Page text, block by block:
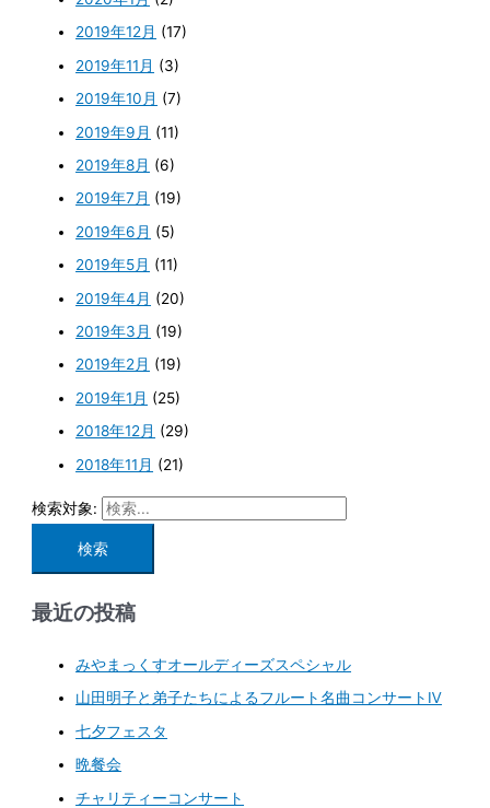
2019年12月 (17)
2019年11月 (3)
2019年10月 (7)
2019年9月 (11)
2019年8月 (6)
2019年7月 (19)
2019年6月 (5)
2019年5月 (11)
2019年4月 (20)
2019年3月 (19)
2019年2月 (19)
2019年1月 (25)
2018年12月 (29)
2018年11月 (21)
検索対象:
最近の投稿
みやまっくすオールディーズスペシャル
山田明子と弟子たちによるフルート名曲コンサートⅣ
七夕フェスタ
晩餐会
チャリティーコンサート